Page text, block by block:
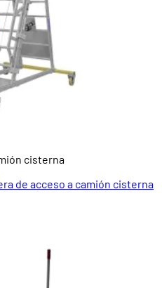
cisterna
de acceso a camión cisterna